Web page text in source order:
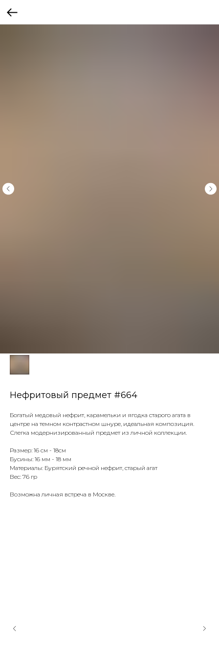
Нефритовый предмет #664
Богатый медовый нефрит, карамельки и ягодка старого агата в
центре на темном контрастном шнуре, идеальная композиция.
Слегка модернизированный предмет из личной коллекции.
Размер: 16 см - 18см
Бусины: 16 мм - 18 мм
Материалы: Бурятский речной нефрит, старый агат
Вес: 76 гр
Возможна личная встреча в Москве.